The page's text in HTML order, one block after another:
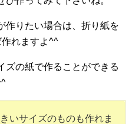
作りたい場合は、折り紙を
れますよ^^
ズの紙で作ることができる
いサイズのものも作れま